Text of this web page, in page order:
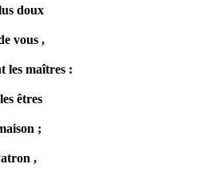
doux
vous ,
les maîtres :
êtres
;
,